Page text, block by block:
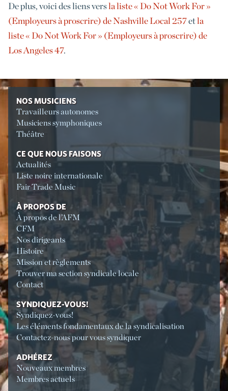
De plus, voici des liens versla liste « Do Not Work For »
(Employeurs à proscrire) de Nashville Local 257etla
liste « Do Not Work For » (Employeurs à proscrire) de
Los Angeles 47.
NOS MUSICIENS
Travailleurs autonomes
Musiciens symphoniques
Théâtre
CE QUE NOUS FAISONS
Actualités
Liste noire internationale
Fair Trade Music
À PROPOS DE
À propos de l’AFM
CFM
Nos dirigeants
Histoire
Mission et règlements
Trouver ma section syndicale locale
Contact
SYNDIQUEZ-VOUS!
Syndiquez-vous!
Les éléments fondamentaux de la syndicalisation
Contactez-nous pour vous syndiquer
ADHÉREZ
Nouveaux membres
Membres actuels